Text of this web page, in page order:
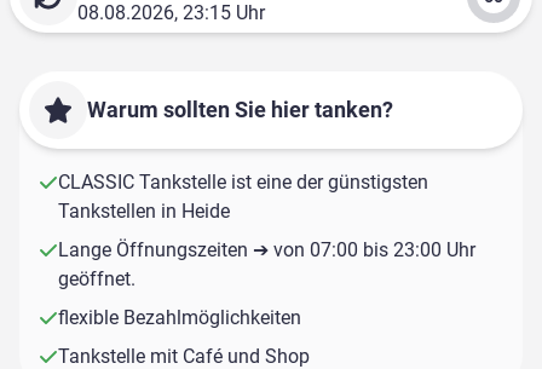
08.08.2026, 23:15 Uhr
Warum sollten Sie hier tanken?
CLASSIC Tankstelle ist eine der günstigsten
Tankstellen in Heide
Lange Öffnungszeiten ➔ von 07:00 bis 23:00 Uhr
geöffnet.
flexible Bezahlmöglichkeiten
Tankstelle mit Café und Shop